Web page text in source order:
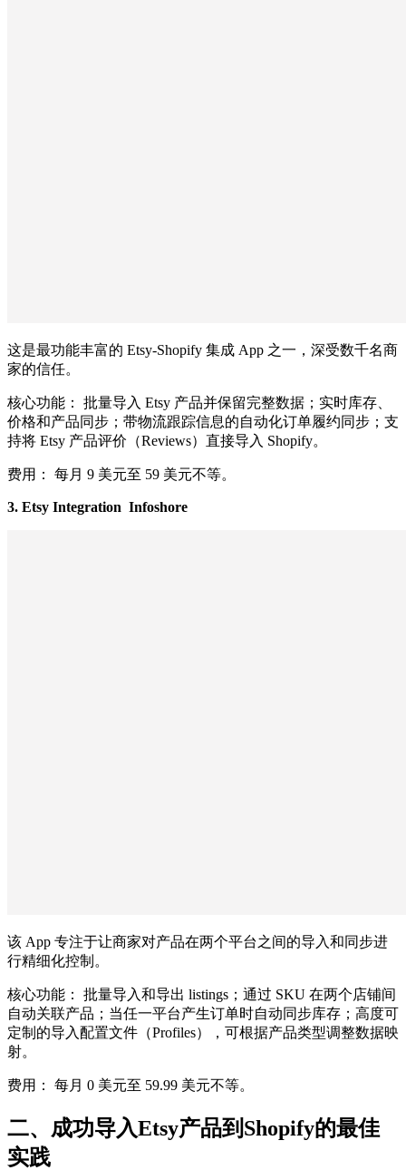
这是最功能丰富的 Etsy-Shopify 集成 App 之一，深受数千名商
家的信任。
核心功能： 批量导入 Etsy 产品并保留完整数据；实时库存、
价格和产品同步；带物流跟踪信息的自动化订单履约同步；支
持将 Etsy 产品评价（Reviews）直接导入 Shopify。
费用： 每月 9 美元至 59 美元不等。
3. Etsy Integration Infoshore
该 App 专注于让商家对产品在两个平台之间的导入和同步进
行精细化控制。
核心功能： 批量导入和导出 listings；通过 SKU 在两个店铺间
自动关联产品；当任一平台产生订单时自动同步库存；高度可
定制的导入配置文件（Profiles），可根据产品类型调整数据映
射。
费用： 每月 0 美元至 59.99 美元不等。
二、成功导入Etsy产品到Shopify的最佳
实践